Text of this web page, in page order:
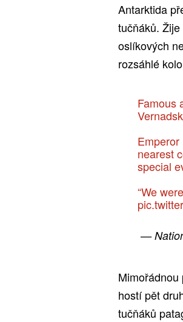
Antarktida
tučňáků.
oslíkových
rozsáhlé
Famous
nearest
special
“We
—
hostí pět
tučňáků